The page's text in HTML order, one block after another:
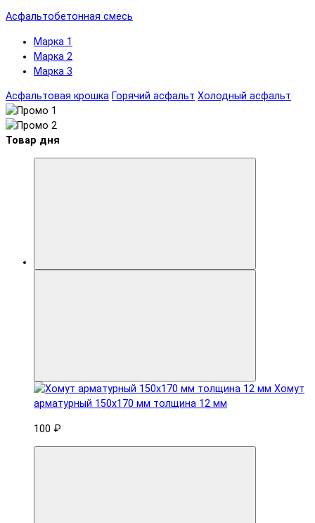
Асфальтобетонная смесь
Марка 1
Марка 2
Марка 3
Асфальтовая крошка Горячий асфальт Холодный асфальт
Товар дня
Хомут
арматурный 150x170 мм толщина 12 мм
100 ₽